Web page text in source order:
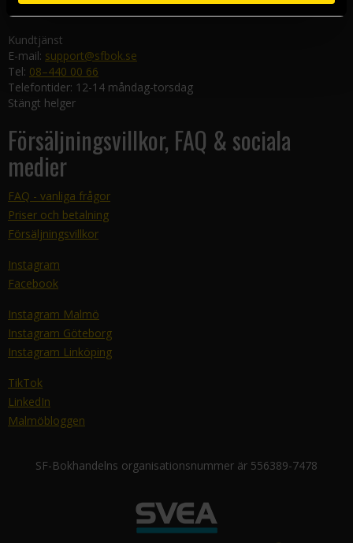
582 19 Linköping
Kundtjänst
E-mail: support@sfbok.se
Tel: 08–440 00 66
Telefontider: 12-14 måndag-torsdag
Stängt helger
Försäljningsvillkor, FAQ & sociala
medier
FAQ - vanliga frågor
Priser och betalning
Försäljningsvillkor
Instagram
Facebook
Instagram Malmö
Instagram Göteborg
Instagram Linköping
TikTok
LinkedIn
Malmöbloggen
SF-Bokhandelns organisationsnummer är 556389-7478